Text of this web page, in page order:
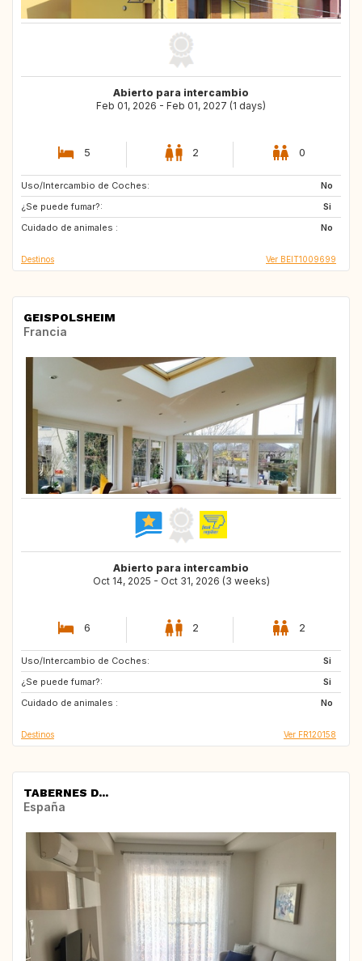
Abierto para intercambio
Feb 01, 2026 - Feb 01, 2027 (1 days)
5 2 0
Uso/Intercambio de Coches:
No
¿Se puede fumar?:
Si
Cuidado de animales :
No
ES
IT
GB
Destinos Ver BEIT1009699
GEISPOLSHEIM
Francia
Abierto para intercambio
Oct 14, 2025 - Oct 31, 2026 (3 weeks)
6 2 2
Uso/Intercambio de Coches:
Si
¿Se puede fumar?:
Si
Cuidado de animales :
No
FI
CH
IS
Destinos Ver FR120158
TABERNES D...
España